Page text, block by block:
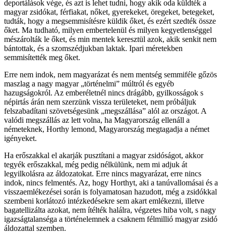
deportálások vége, és azt is lehet tudni, hogy akik oda küldték a
magyar zsidókat, férfiakat, nőket, gyerekeket, öregeket, betegeket,
tudták, hogy a megsemmisítésre küldik őket, és ezért szedték össze
őket. Ma tudható, milyen embertelenül és milyen kegyetlenséggel
mészárolták le őket, és min mentek keresztül azok, akik senkit nem
bántottak, és a szomszédjukban laktak. Ipari méretekben
semmisítették meg őket.
Erre nem indok, nem magyarázat és nem mentség semmiféle gőzös
maszlag a nagy magyar „történelmi” múltról és egyéb
hazugságokról. Az emberéletnél nincs drágább, gyilkosságok s
népirtás árán nem szerzünk vissza területeket, nem próbáljuk
felszabadítani szövetségesünk „megszállása” alól az országot. A
valódi megszállás az lett volna, ha Magyarország ellenáll a
németeknek, Horthy lemond, Magyarország megtagadja a német
igényeket.
Ha erőszakkal el akarják pusztítani a magyar zsidóságot, akkor
tegyék erőszakkal, még pedig nélkülünk, nem mi adjuk át
legyilkolásra az áldozatokat. Erre nincs magyarázat, erre nincs
indok, nincs felmentés. Az, hogy Horthyt, aki a tanúvallomásai és a
visszaemlékezései során is folyamatosan hazudott, még a zsidókkal
szembeni korlátozó intézkedésekre sem akart emlékezni, illetve
bagatellizálta azokat, nem ítélték halálra, végzetes hiba volt, s nagy
igazságtalanséga a történelemnek a csaknem félmillió magyar zsidó
áldozattal szemben.